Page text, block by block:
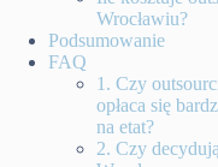
Wrocławiu?
Podsumowanie
FAQ
1. Czy
opłaca się
na etat?
2. Czy